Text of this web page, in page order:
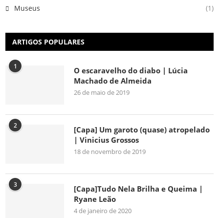
Museus (1)
ARTIGOS POPULARES
1
O escaravelho do diabo | Lúcia
Machado de Almeida
26 de maio de 2019
2
[Capa] Um garoto (quase) atropelado
| Vinicius Grossos
18 de novembro de 2019
3
[Capa]Tudo Nela Brilha e Queima |
Ryane Leão
4 de janeiro de 2020